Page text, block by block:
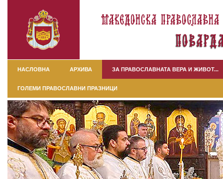
НАСЛОВНА АРХИВА ЗА ПРАВОСЛАВНАТА ВЕРА И ЖИВОТ...
ГОЛЕМИ ПРАВОСЛАВНИ ПРАЗНИЦИ